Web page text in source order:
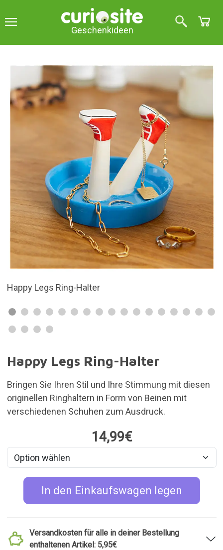
Geschenkideen
Originelles und lustiges Design
Happy Legs Ring-Halter
Bringen Sie Ihren Stil und Ihre Stimmung mit diesen
originellen Ringhaltern in Form von Beinen mit
verschiedenen Schuhen zum Ausdruck.
14,99€
In den Einkaufswagen legen
Versandkosten für alle in deiner Bestellung
enthaltenen Artikel: 5,95€